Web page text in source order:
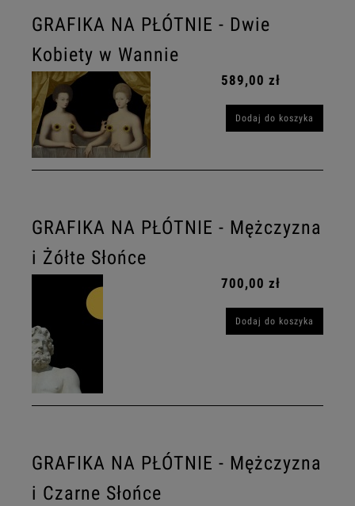
GRAFIKA NA PŁÓTNIE - Dwie
Kobiety w Wannie
589,00 zł
Dodaj do koszyka
GRAFIKA NA PŁÓTNIE - Mężczyzna
i Żółte Słońce
700,00 zł
Dodaj do koszyka
GRAFIKA NA PŁÓTNIE - Mężczyzna
i Czarne Słońce